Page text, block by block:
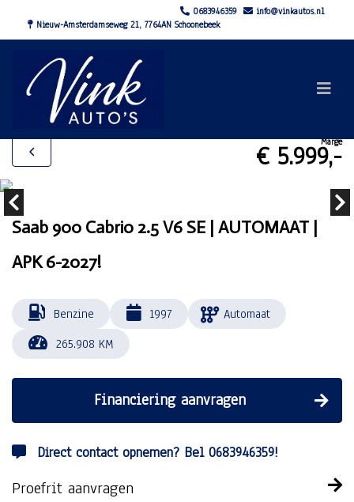
0683946359
info@vinkautos.nl
Nieuw-Amsterdamseweg 21, 7764AN Schoonebeek
Marge
€ 5.999,-
Saab 900 Cabrio 2.5 V6 SE | AUTOMAAT |
APK 6-2027!
Benzine 1997
Automaat
265.908 KM
Financiering aanvragen
Direct contact opnemen? Bel 0683946359!
Proefrit aanvragen